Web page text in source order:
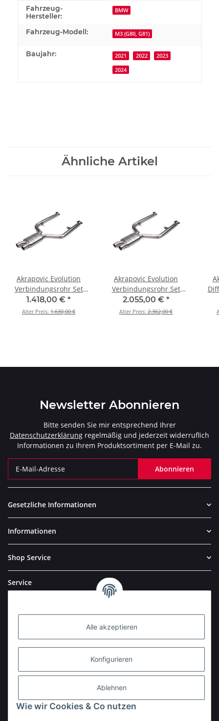
Alle akzeptieren
Konfigurieren
Ablehnen
Wie wir Cookies & Co nutzen
Produkteigenschaft
Wert
Fahrzeug-
Hersteller:
BMW
Fahrzeug-Modell: M3 (G80, G81)
Baujahr: 2021 2022 2023
2024
Ähnliche Artikel
Akrapovic Evolution
Verbindungsrohr Set
Edelstahl - Lang für
BMW M3 (G80, G81) BJ
1.418,00 € *
Alter Preis: 1.630,00 €
Akrapovic Evolution
Verbindungsrohr Set
(Titan) – Lang für BMW
M3 (G80, G81) BJ 2021 >
2.055,00 € *
Alter Preis: 2.362,00 €
Newsletter Abonnieren
Bitte senden Sie mir entsprechend Ihrer
Datenschutzerklärung regelmäßig und jederzeit widerruflich
Informationen zu Ihrem Produktsortiment per E-Mail zu.
Abonnieren
Gesetzliche Informationen
Informationen
Shop Service
Service